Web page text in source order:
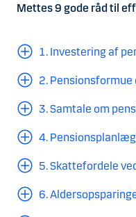
Mettes 9 gode råd til
1. Investering af
2. Pensionsformue
3. Samtale om
4.
5. Skattefordele
6.